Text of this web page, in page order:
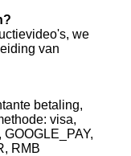
we
van
betaling,
visa,
RMB